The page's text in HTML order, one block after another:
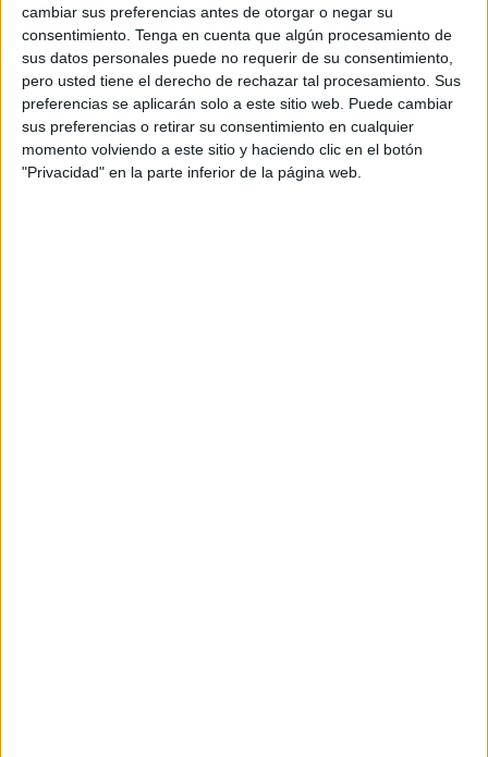
cambiar sus preferencias antes de otorgar o negar su
consentimiento. Tenga en cuenta que algún procesamiento de
sus datos personales puede no requerir de su consentimiento,
pero usted tiene el derecho de rechazar tal procesamiento. Sus
preferencias se aplicarán solo a este sitio web. Puede cambiar
sus preferencias o retirar su consentimiento en cualquier
momento volviendo a este sitio y haciendo clic en el botón
"Privacidad" en la parte inferior de la página web.
Sportivo Italiano
LPF Play